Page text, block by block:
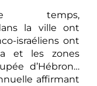
temps,
la ville ont
israéliens ont
et les zones
d’Hébron…
affirmant